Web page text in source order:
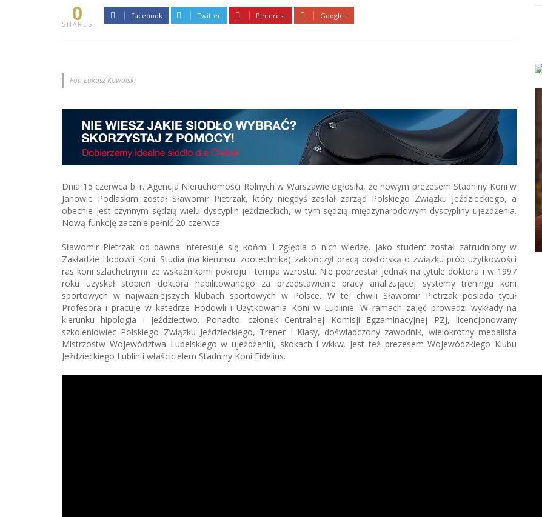
0
SHARES
Facebook Twitter Pinterest Google+
Fot. Łukasz Kowalski
Dnia 15 czerwca b. r. Agencja Nieruchomości Rolnych w Warszawie ogłosiła, że nowym prezesem Stadniny Koni w
Janowie Podlaskim został Sławomir Pietrzak, który niegdyś zasilał zarząd Polskiego Związku Jeździeckiego, a
obecnie jest czynnym sędzią wielu dyscyplin jeździeckich, w tym sędzią międzynarodowym dyscypliny ujeżdżenia.
Nową funkcję zacznie pełnić 20 czerwca.
Sławomir Pietrzak od dawna interesuje się końmi i zgłębia o nich wiedzę. Jako student został zatrudniony w
Zakładzie Hodowli Koni. Studia (na kierunku: zootechnika) zakończył pracą doktorską o związku prób użytkowości
ras koni szlachetnymi ze wskaźnikami pokroju i tempa wzrostu. Nie poprzestał jednak na tytule doktora i w 1997
roku uzyskał stopień doktora habilitowanego za przedstawienie pracy analizującej systemy treningu koni
sportowych w najważniejszych klubach sportowych w Polsce. W tej chwili Sławomir Pietrzak posiada tytuł
Profesora i pracuje w katedrze Hodowli i Użytkowania Koni w Lublinie. W ramach zajęć prowadzi wykłady na
kierunku hipologia i jeździectwo. Ponadto: członek Centralnej Komisji Egzaminacyjnej PZJ, licencjonowany
szkoleniowiec Polskiego Związku Jeździeckiego, Trener I Klasy, doświadczony zawodnik, wielokrotny medalista
Mistrzostw Województwa Lubelskiego w ujeżdżeniu, skokach i wkkw. Jest też prezesem Wojewódzkiego Klubu
Jeździeckiego Lublin i właścicielem Stadniny Koni Fidelius.